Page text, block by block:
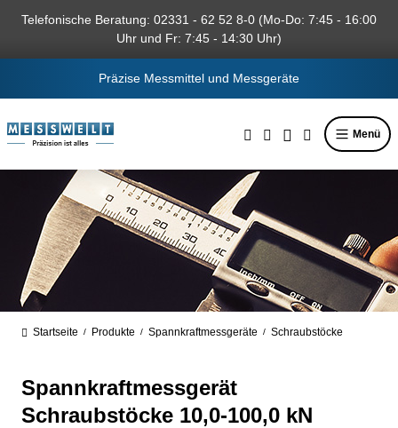
springen
Telefonische Beratung: 02331 - 62 52 8-0 (Mo-Do: 7:45 - 16:00
Uhr und Fr: 7:45 - 14:30 Uhr)
Präzise Messmittel und Messgeräte
Menü
Startseite / Produkte / Spannkraftmessgeräte / Schraubstöcke
Spannkraftmessgerät
Schraubstöcke 10,0-100,0 kN